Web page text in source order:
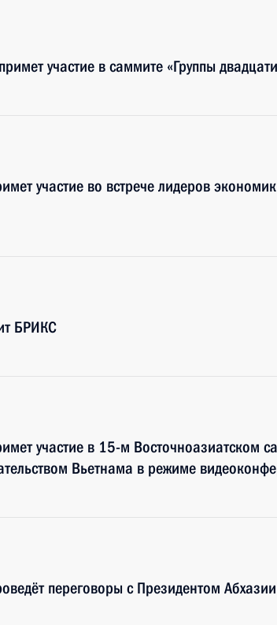
участие в саммите «Группы
участие во встрече лидеров
БРИКС
участие в 15-м Восточноазиатском
Вьетнама в режиме
переговоры с Президентом